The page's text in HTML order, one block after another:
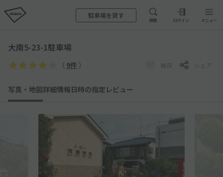
駐車場を貸す
検索 ログイン メニュー
大南5-23-1駐車場
（ 9件 ） 保存 シェア
写真・地図詳細情報日時の指定 レビュー